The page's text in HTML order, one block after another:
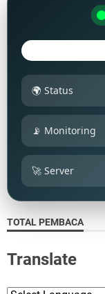
🌍 Status
📡 Monitoring
🚀 Server
TOTAL PEMBACA
Translate